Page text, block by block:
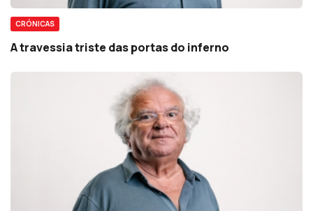
CRÓNICAS
A travessia triste das portas do inferno